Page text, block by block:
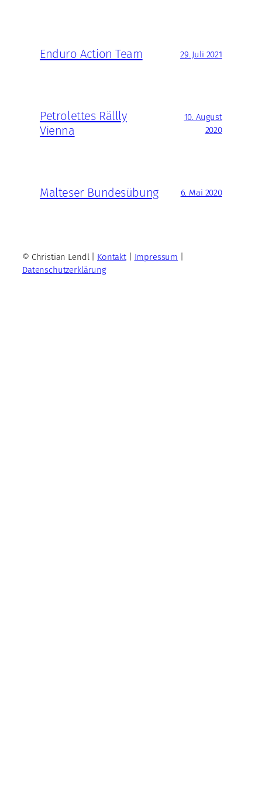
Enduro Action Team 29. Juli 2021
Petrolettes Rällly
Vienna
10. August
2020
Malteser Bundesübung 6. Mai 2020
© Christian Lendl | Kontakt| Impressum
Datenschutzerklärung